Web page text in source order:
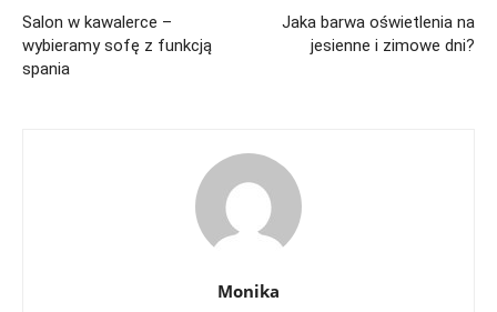
Salon w kawalerce –
wybieramy sofę z funkcją
spania
Jaka barwa oświetlenia na
jesienne i zimowe dni?
Monika